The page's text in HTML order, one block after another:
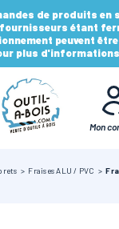
de produits en
étant
peuvent
plus
Mon
FRAISES & FORETS
LAMES & DISQUES
Fraises ALU / PVC